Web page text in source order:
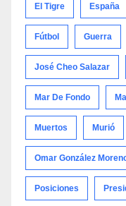
El Tigre España
Fútbol Guerra
José Cheo Salazar
Mar De Fondo
Muertos Murió
Omar González
Posiciones